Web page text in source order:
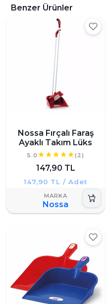
Benzer Ürünler
Nossa Fırçalı Faraş
Ayaklı Takım Lüks
5.0 (2)
147,90 TL
147,90 TL / Adet
Nossa